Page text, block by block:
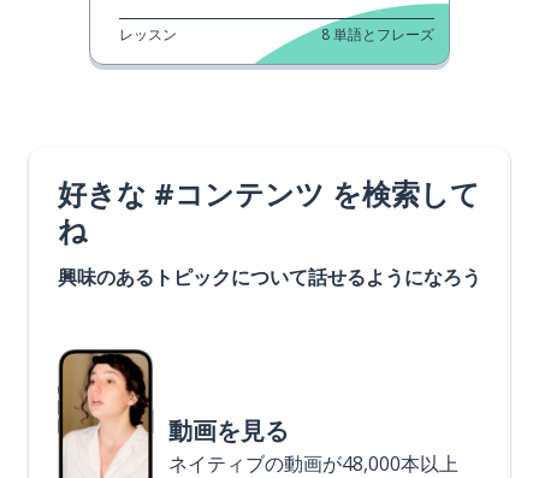
レッスン 8単語とフレーズ
好きな #コンテンツ を検索して
ね
興味のあるトピックについて話せるようになろう
動画を見る
ネイティブの動画が48,000本以上